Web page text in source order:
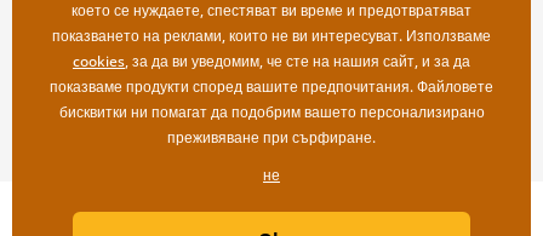
Copyright ©2019 © Dovido.bg.
което се нуждаете, спестяват ви време и предотвратяват
показването на реклами, които не ви интересуват. Използваме
cookies, за да ви уведомим, че сте на нашия сайт, и за да
показваме продукти според вашите предпочитания. Файловете
бисквитки ни помагат да подобрим вашето персонализирано
преживяване при сърфиране.
не